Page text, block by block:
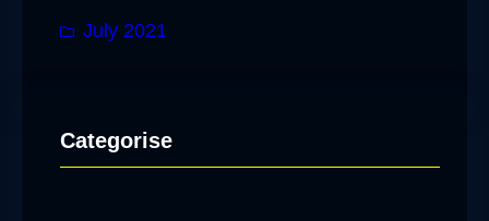
July 2021
Categorise